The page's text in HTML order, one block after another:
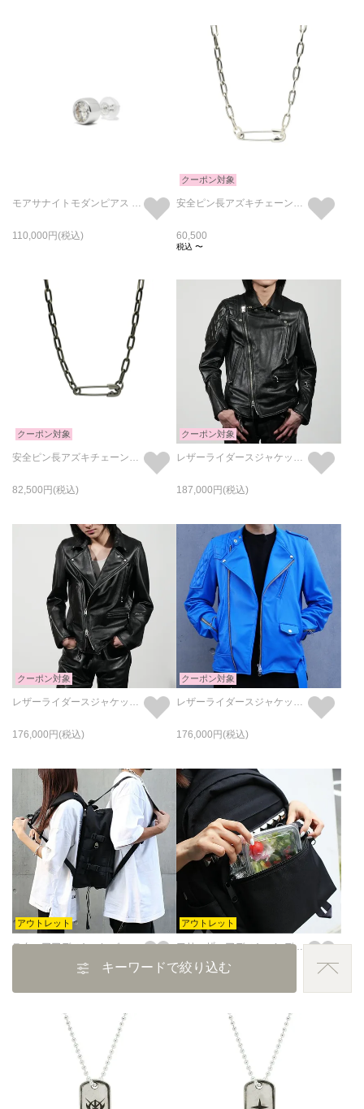
キーワードで絞り込む
110,000
クーポン対象
60,500
税込 〜
クーポン対象
安全ピン長アズキチェーンダイヤモンドネックレスM-ブラック
82,500
クーポン対象
レザーライダースジャケット"KADOTANI" PADDED DOUBLE TRIBE
187,000
クーポン対象
レザーライダースジャケット"KADOTANI" DOUBLE TRIBE
176,000
クーポン対象
レザーライダースジャケット"MONSTAR" モッズターゲット
176,000
アウトレット
スクエアアディションバックパック 32L
アウトレット
フリーザーアディションデイパック 31L